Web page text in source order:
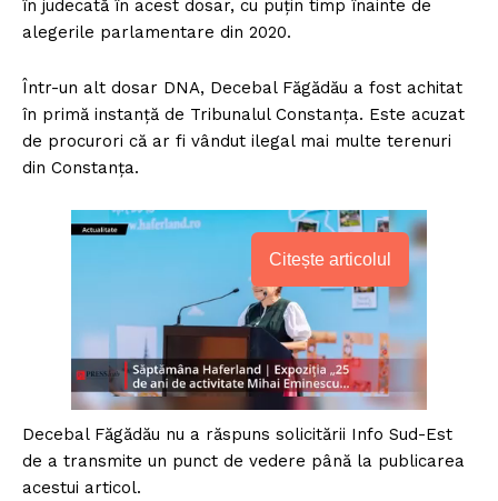
în judecată în acest dosar, cu puțin timp înainte de
alegerile parlamentare din 2020.
Într-un alt dosar DNA, Decebal Făgădău a fost achitat
în primă instanță de Tribunalul Constanța. Este acuzat
de procurori că ar fi vândut ilegal mai multe terenuri
din Constanța.
Citește articolul
Decebal Făgădău nu a răspuns solicitării Info Sud-Est
de a transmite un punct de vedere până la publicarea
acestui articol.